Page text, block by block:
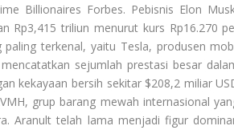
Billionaires Forbes. Pebisnis Elon
Rp3,415 triliun menurut kurs Rp16.270
terkenal, yaitu Tesla, produsen
sejumlah prestasi besar
kekayaan bersih sekitar $208,2 miliar
grup barang mewah internasional
Aranult telah lama menjadi figur